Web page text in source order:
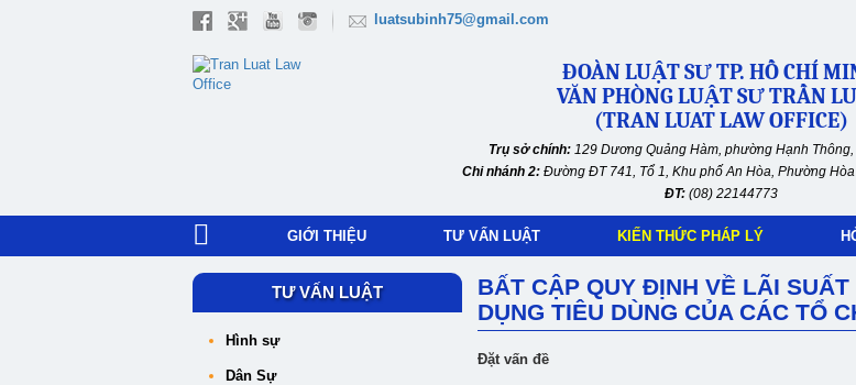
luatsubinh75@gmail.com
ĐOÀN LUẬT SƯ TP. HỒ CHÍ
VĂN PHÒNG LUẬT SƯ TRẦN
(TRAN LUAT LAW OFFICE)
Trụ sở chính: 129 Dương Quảng Hàm, phường Hạnh Thông,
Chi nhánh 2: Đường ĐT 741, Tổ 1, Khu phố An Hòa, Phường Hòa
ĐT: (08) 22144773
GIỚI THIỆU TƯ VẤN LUẬT KIẾN THỨC PHÁP LÝ
TƯ VẤN LUẬT
Hình sự
Dân Sự
BẤT CẬP QUY ĐỊNH VỀ LÃI
DỤNG TIÊU DÙNG CỦA CÁC TỔ
Đặt vấn đề